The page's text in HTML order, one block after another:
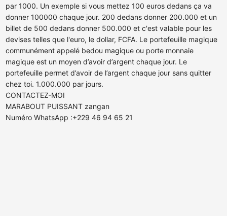
par 1000. Un exemple si vous mettez 100 euros dedans ça va
donner 100000 chaque jour. 200 dedans donner 200.000 et un
billet de 500 dedans donner 500.000 et c'est valable pour les
devises telles que l'euro, le dollar, FCFA. Le portefeuille magique
communément appelé bedou magique ou porte monnaie
magique est un moyen d’avoir d’argent chaque jour. Le
portefeuille permet d’avoir de l’argent chaque jour sans quitter
chez toi. 1.000.000 par jours.
CONTACTEZ-MOI
MARABOUT PUISSANT zangan
Numéro WhatsApp :+229 46 94 65 21